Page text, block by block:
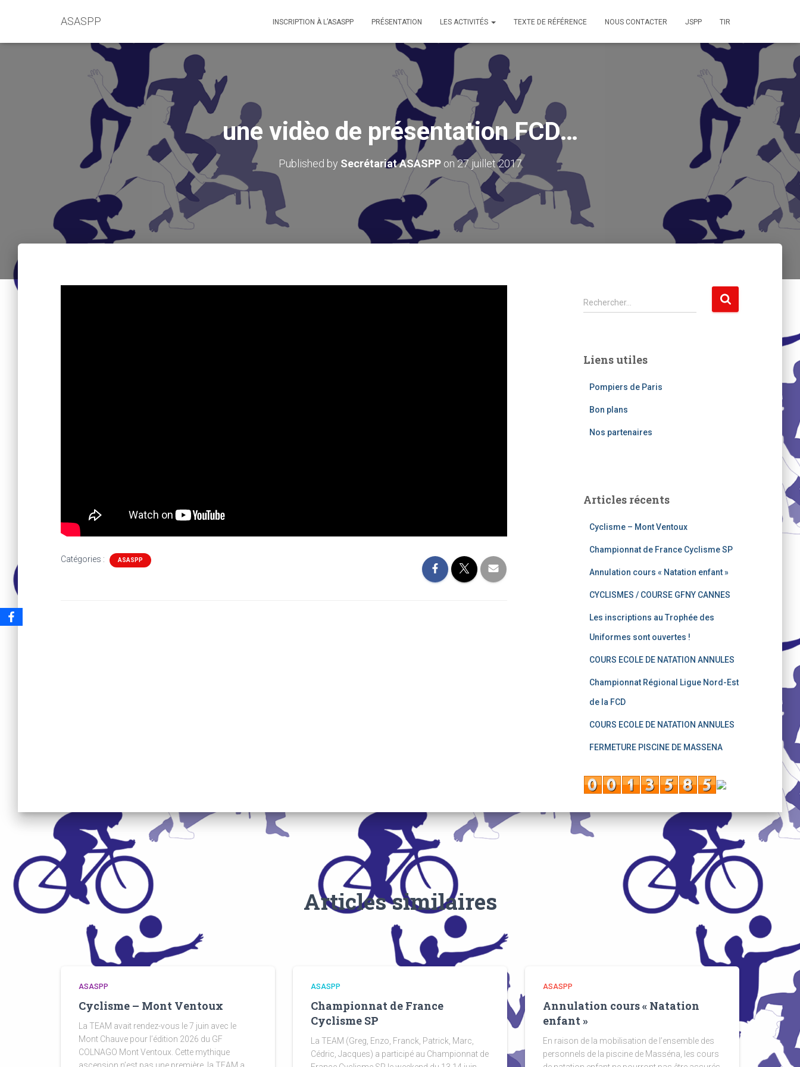
ASASPP INSCRIPTION À L’ASASPP PRÉSENTATION LES ACTIVITÉS TEXTE DE RÉFÉRENCE NOUS CONTACTER JSPP TIR
une vidèo de présentation FCD…
Published by Secrétariat ASASPPon 27 juillet 2017
Catégories : ASASPP
R
e
r
Rechercher…
Liens utiles
Pompiers de Paris
Bon plans
Nos partenaires
Articles récents
Cyclisme – Mont Ventoux
Championnat de France Cyclisme SP
Annulation cours « Natation enfant »
CYCLISMES / COURSE GFNY CANNES
Les inscriptions au Trophée des
Uniformes sont ouvertes !
COURS ECOLE DE NATATION ANNULES
Championnat Régional Ligue Nord-Est
de la FCD
COURS ECOLE DE NATATION ANNULES
FERMETURE PISCINE DE MASSENA
Articles similaires
ASASPP
Cyclisme – Mont Ventoux
La TEAM avait rendez-vous le 7 juin avec le
Mont Chauve pour l’édition 2026 du GF
COLNAGO Mont Ventoux. Cette mythique
ASASPP
Championnat de France
Cyclisme SP
La TEAM (Greg, Enzo, Franck, Patrick, Marc,
Cédric, Jacques) a participé au Championnat de
ASASPP
Annulation cours « Natation
enfant »
En raison de la mobilisation de l’ensemble des
personnels de la piscine de Masséna, les cours